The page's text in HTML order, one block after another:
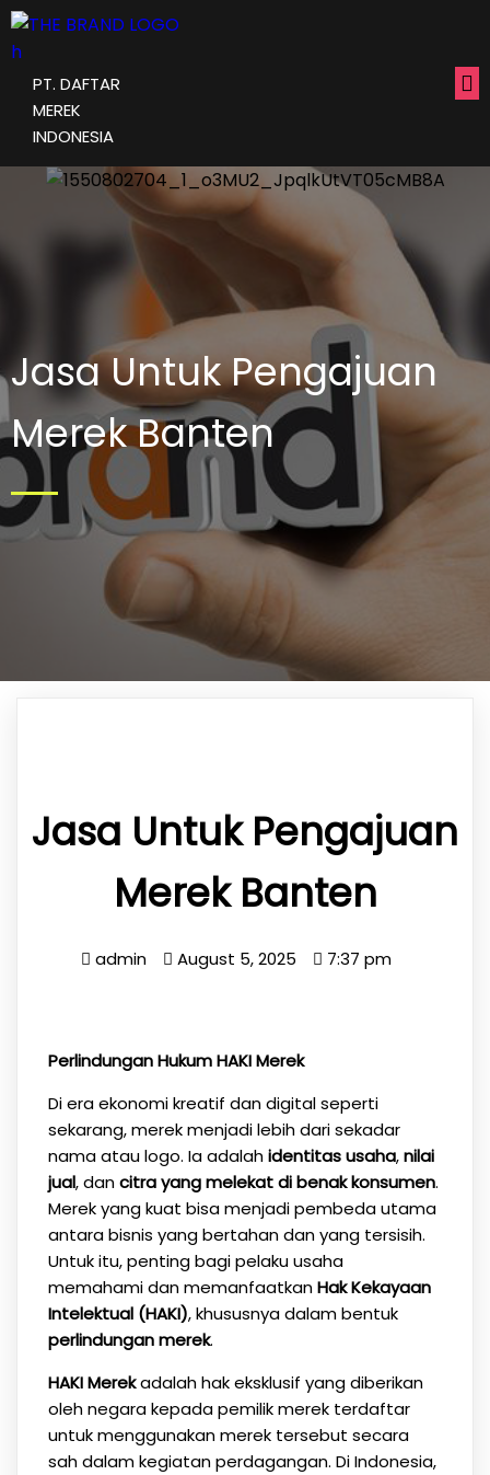
PT. DAFTAR
MEREK
INDONESIA
Jasa Untuk Pengajuan
Merek Banten
Jasa Untuk Pengajuan
Merek Banten
admin August 5, 2025 7:37 pm
Perlindungan Hukum HAKI Merek
Di era ekonomi kreatif dan digital seperti
sekarang, merek menjadi lebih dari sekadar
nama atau logo. Ia adalahidentitas usaha,nilai
jual, dancitra yang melekat di benak konsumen.
Merek yang kuat bisa menjadi pembeda utama
antara bisnis yang bertahan dan yang tersisih.
Untuk itu, penting bagi pelaku usaha
memahami dan memanfaatkanHak Kekayaan
Intelektual (HAKI), khususnya dalam bentuk
perlindungan merek.
HAKI Merekadalah hak eksklusif yang diberikan
oleh negara kepada pemilik merek terdaftar
untuk menggunakan merek tersebut secara
sah dalam kegiatan perdagangan. Di Indonesia,